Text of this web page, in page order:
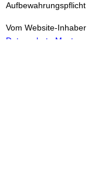
Aufbewahrungspflicht
Vom Website-Inhaber
Datenschutz-Muster